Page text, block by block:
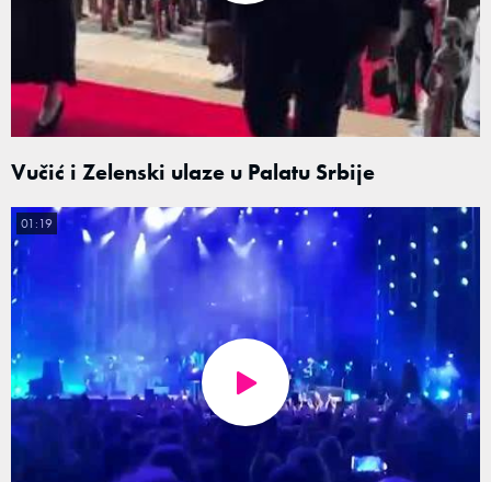
Vučić i Zelenski ulaze u Palatu Srbije
01:19